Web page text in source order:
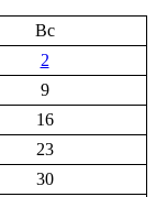
Вс
2
9
16
23
30